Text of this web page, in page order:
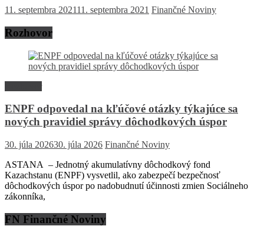
11. septembra 202111. septembra 2021 Finančné Noviny
Rozhovor
ENPF odpovedal na kľúčové otázky týkajúce sa
nových pravidiel správy dôchodkových úspor
30. júla 202630. júla 2026 Finančné Noviny
ASTANA – Jednotný akumulatívny dôchodkový fond
Kazachstanu (ENPF) vysvetlil, ako zabezpečí bezpečnosť
dôchodkových úspor po nadobudnutí účinnosti zmien Sociálneho
zákonníka,
FN Finančné Noviny